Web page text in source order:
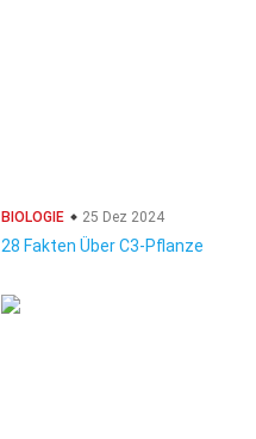
BIOLOGIE 25 Dez 2024
28 Fakten Über C3-Pflanze